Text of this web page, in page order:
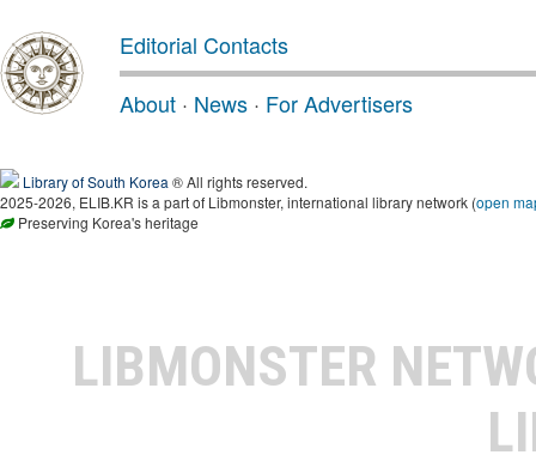
Editorial Contacts
About · News · For Advertisers
Library of South Korea ® All rights reserved.
2025-2026, ELIB.KR is a part of Libmonster, international library network (open
Preserving Korea's heritage
LIBMONSTER